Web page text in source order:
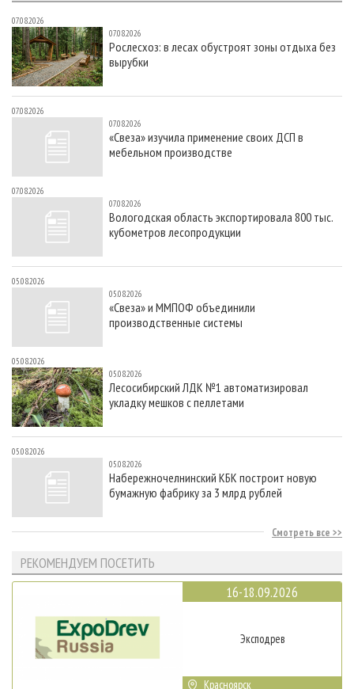
07.08.2026
07.08.2026
Рослесхоз: в лесах обустроят зоны отдыха без
вырубки
07.08.2026
07.08.2026
«Свеза» изучила применение своих ДСП в
мебельном производстве
07.08.2026
07.08.2026
Вологодская область экспортировала 800 тыс.
кубометров лесопродукции
05.08.2026
05.08.2026
«Свеза» и ММПОФ объединили
производственные системы
05.08.2026
05.08.2026
Лесосибирский ЛДК №1 автоматизировал
укладку мешков с пеллетами
05.08.2026
05.08.2026
Набережночелнинский КБК построит новую
бумажную фабрику за 3 млрд рублей
Смотреть все
РЕКОМЕНДУЕМ ПОСЕТИТЬ
16-18.09.2026
Эксподрев
Красноярск